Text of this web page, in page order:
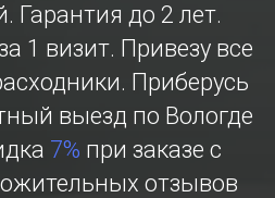
Гарантия до 2 лет.
1 визит. Привезу все
Приберусь
выезд по Вологде
7% при заказе с
отзывов